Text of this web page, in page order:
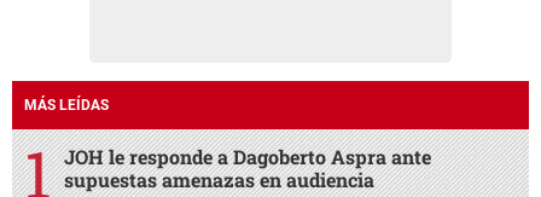
MÁS LEÍDAS
JOH le responde a Dagoberto Aspra ante
supuestas amenazas en audiencia